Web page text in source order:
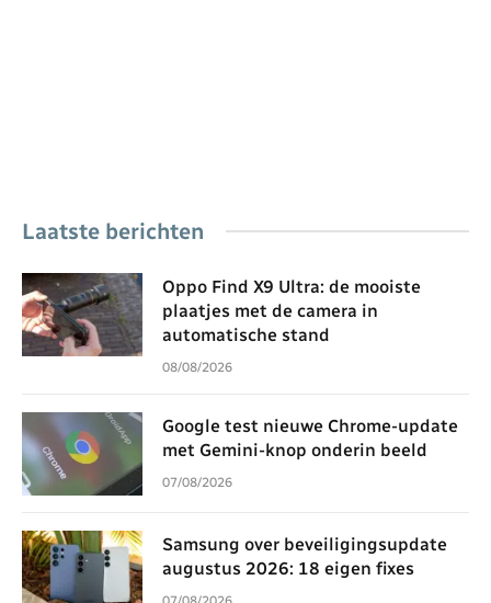
Laatste berichten
Oppo Find X9 Ultra: de mooiste
plaatjes met de camera in
automatische stand
08/08/2026
Google test nieuwe Chrome-update
met Gemini-knop onderin beeld
07/08/2026
Samsung over beveiligingsupdate
augustus 2026: 18 eigen fixes